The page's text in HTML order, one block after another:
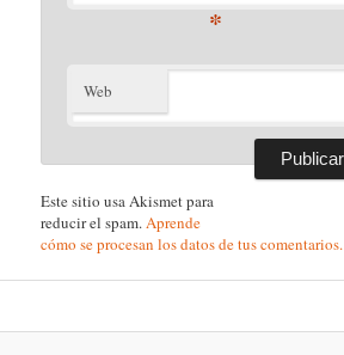
*
Web
Este sitio usa Akismet para
reducir el spam.Aprende
cómo se procesan los datos de tus comentarios.